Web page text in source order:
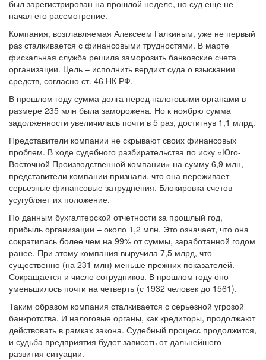
был зарегистрирован на прошлой неделе, но суд еще не
начал его рассмотрение.
Компания, возглавляемая Алексеем Галкиным, уже не первый
раз сталкивается с финансовыми трудностями. В марте
фискальная служба решила заморозить банковские счета
организации. Цель – исполнить вердикт суда о взыскании
средств, согласно ст. 46 НК РФ.
В прошлом году сумма долга перед налоговыми органами в
размере 235 млн была заморожена. Но к ноябрю сумма
задолженности увеличилась почти в 5 раз, достигнув 1,1 млрд.
Представители компании не скрывают своих финансовых
проблем. В ходе судебного разбирательства по иску «Юго-
Восточной Производственной компании» на сумму 6,9 млн,
представители компании признали, что она переживает
серьезные финансовые затруднения. Блокировка счетов
усугубляет их положение.
По данным бухгалтерской отчетности за прошлый год,
прибыль организации – около 1,2 млн. Это означает, что она
сократилась более чем на 99% от суммы, заработанной годом
ранее. При этому компания выручила 7,5 млрд, что
существенно (на 231 млн) меньше прежних показателей.
Сокращается и число сотрудников. В прошлом году оно
уменьшилось почти на четверть (с 1932 человек до 1561).
Таким образом компания сталкивается с серьезной угрозой
банкротства. И налоговые органы, как кредиторы, продолжают
действовать в рамках закона. Судебный процесс продолжится,
и судьба предприятия будет зависеть от дальнейшего
развития ситуации.